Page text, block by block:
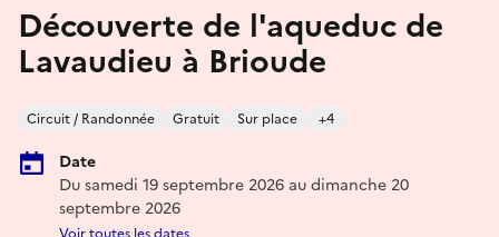
Découverte de l'aqueduc de
Lavaudieu à Brioude
Circuit / Randonnée Gratuit Sur place +4
Date
Du samedi 19 septembre 2026 au dimanche 20
septembre 2026